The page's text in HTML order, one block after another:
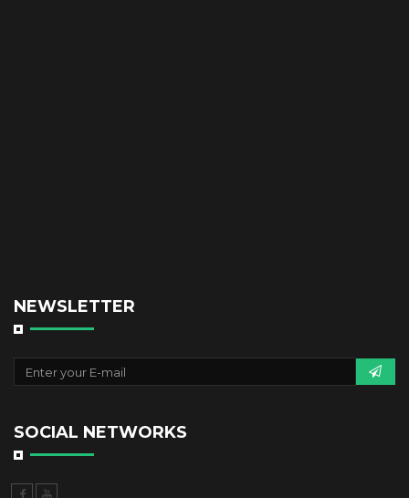
NEWSLETTER
SOCIAL NETWORKS